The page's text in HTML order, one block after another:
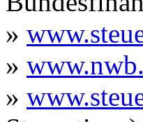
»
»
»